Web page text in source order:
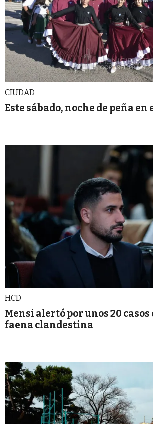
CIUDAD
Este sábado, noche de peña en
HCD
Mensi alertó por unos 20 casos
faena clandestina